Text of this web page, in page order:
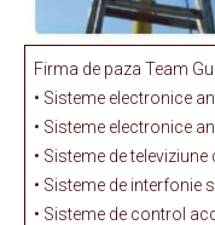
Firma de paza Team
• Sisteme electronice
• Sisteme electronice
• Sisteme de
• Sisteme de interfonie
• Sisteme de control